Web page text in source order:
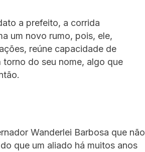
a prefeito, a corrida
um novo rumo, pois, ele,
reúne capacidade de
do seu nome, algo que
Wanderlei Barbosa que não
que um aliado há muitos anos